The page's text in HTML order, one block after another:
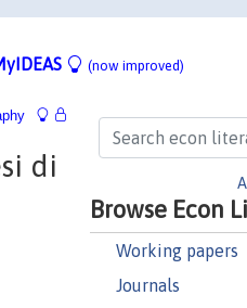
(now improved)
Browse Econ
Working papers
Journals
di